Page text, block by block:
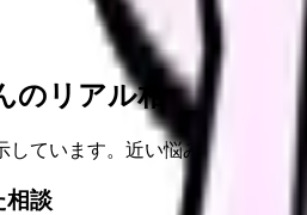
のリアル相談
ています。近い悩みに共感した
相談